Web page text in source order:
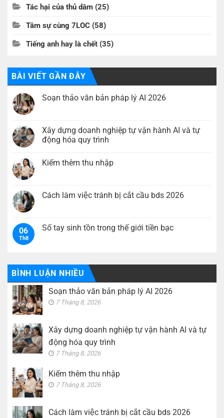
Tác hại của thủ dâm (25)
Tâm sự cùng 7LOC (58)
Tiếng anh hay là chết (35)
BÀI VIẾT GẦN ĐÂY
Soạn thảo văn bản pháp lý AI 2026
luận
ở
Soạn
bản
pháp
Xây dựng doanh nghiệp tự vận hành AI và tự
động hóa quy trình
bình
doanh
AI
trình
Kiếm thêm thu nhập
luận
ở
nhập
Cách làm việc tránh bị cắt cầu bds 2026
luận
ở
bị
cắt
cầu
bds
2026
06
Th8
Số tay sinh tồn trong thế giới tiền bạc
ở
Số
tay
sinh
tồn
thế
giới
tiền
bạc
BÌNH LUẬN NHIỀU
Soạn thảo văn bản pháp lý AI 2026
7 Tháng 8, 2026
Xây dựng doanh nghiệp tự vận hành AI và tự
động hóa quy trình
7 Tháng 8, 2026
Kiếm thêm thu nhập
7 Tháng 8, 2026
Cách làm việc tránh bị cắt cầu bds 2026